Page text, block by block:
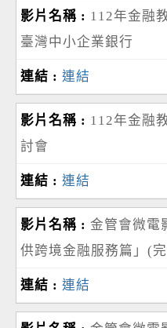
112年金融
臺灣中小企業銀行
連結
112年金融
討會
連結
金管會微電
供跨境金融服務篇」(
連結